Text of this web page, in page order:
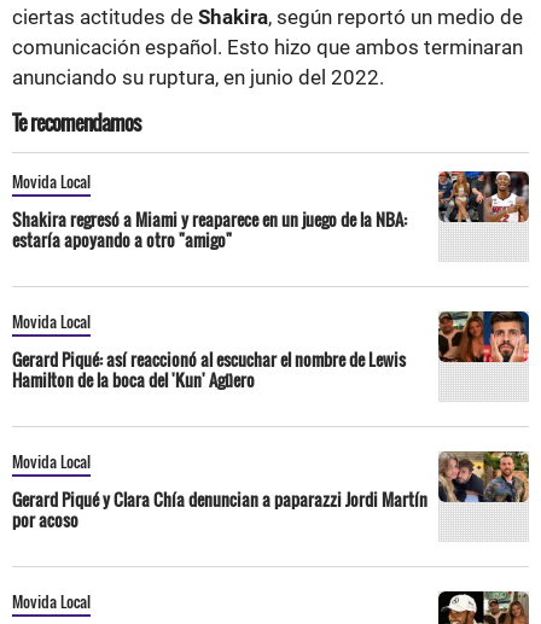
ciertas actitudes de Shakira, según reportó un medio de
comunicación español. Esto hizo que ambos terminaran
anunciando su ruptura, en junio del 2022.
Te recomendamos
Movida Local
Shakira regresó a Miami y reaparece en un juego de la NBA:
estaría apoyando a otro "amigo"
Movida Local
Gerard Piqué: así reaccionó al escuchar el nombre de Lewis
Hamilton de la boca del 'Kun' Agüero
Movida Local
Gerard Piqué y Clara Chía denuncian a paparazzi Jordi Martín
por acoso
Movida Local